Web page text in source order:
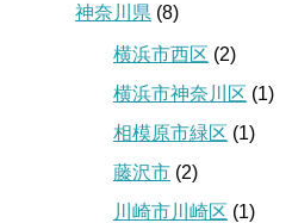
神奈川県 (8)
横浜市西区 (2)
横浜市神奈川区 (1)
相模原市緑区 (1)
藤沢市 (2)
川崎市川崎区 (1)